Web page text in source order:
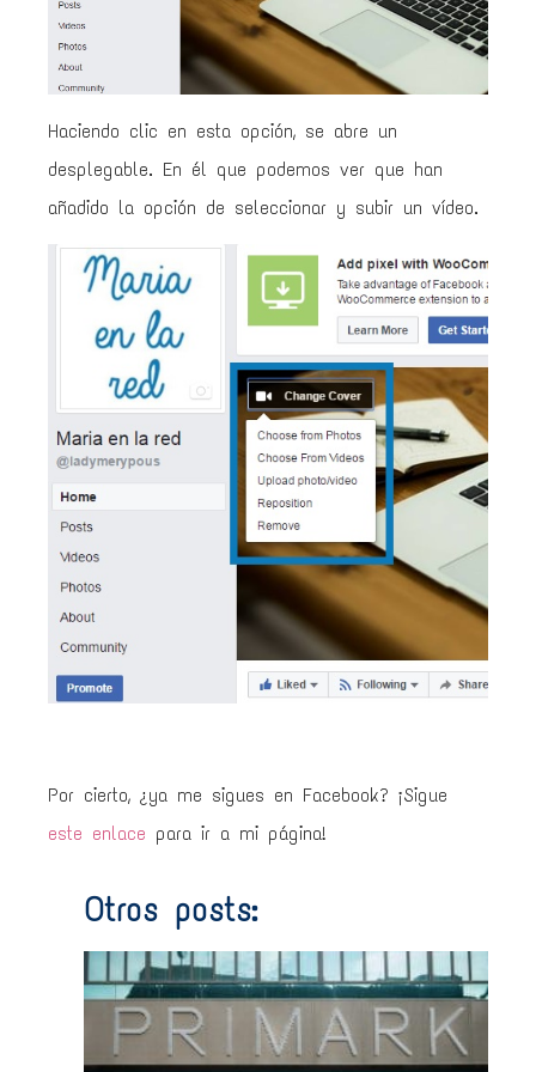
Haciendo clic en esta opción, se abre un
desplegable. En él que podemos ver que han
añadido la opción de seleccionar y subir un vídeo.
Por cierto, ¿ya me sigues en Facebook? ¡Sigue
este enlace para ir a mi página!
Otros posts: